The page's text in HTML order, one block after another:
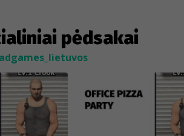
pėdsakai